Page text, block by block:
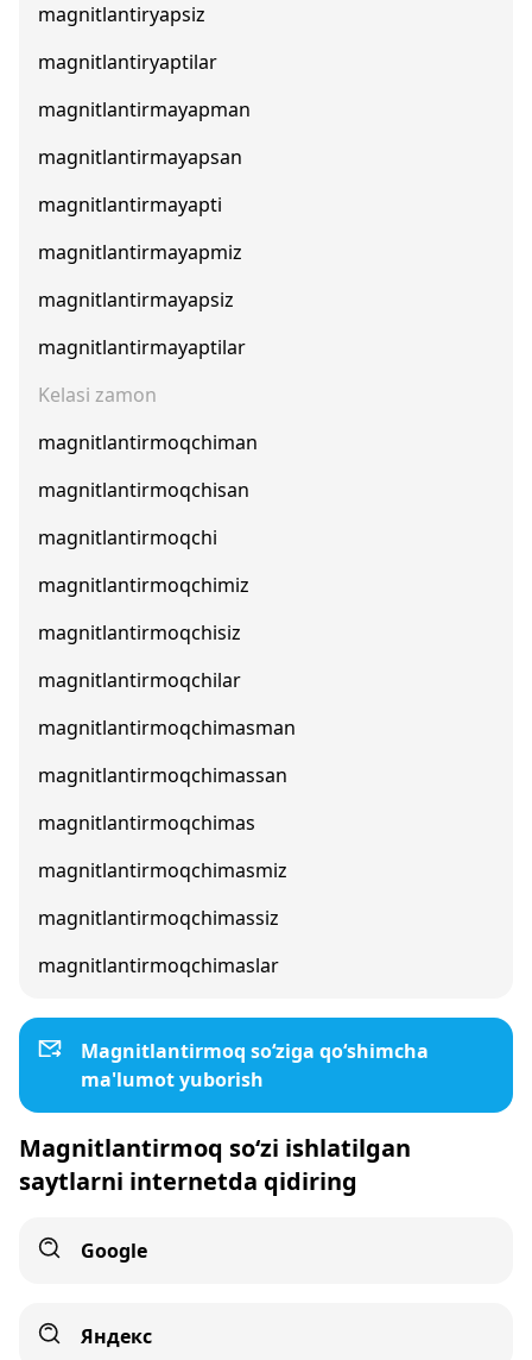
magnitlantiryapsiz
magnitlantiryaptilar
magnitlantirmayapman
magnitlantirmayapsan
magnitlantirmayapti
magnitlantirmayapmiz
magnitlantirmayapsiz
magnitlantirmayaptilar
Kelasi zamon
magnitlantirmoqchiman
magnitlantirmoqchisan
magnitlantirmoqchi
magnitlantirmoqchimiz
magnitlantirmoqchisiz
magnitlantirmoqchilar
magnitlantirmoqchimasman
magnitlantirmoqchimassan
magnitlantirmoqchimas
magnitlantirmoqchimasmiz
magnitlantirmoqchimassiz
magnitlantirmoqchimaslar
Magnitlantirmoq so‘ziga qo‘shimcha
ma'lumot yuborish
Magnitlantirmoq so‘zi ishlatilgan
saytlarni internetda qidiring
Google
Яндекс